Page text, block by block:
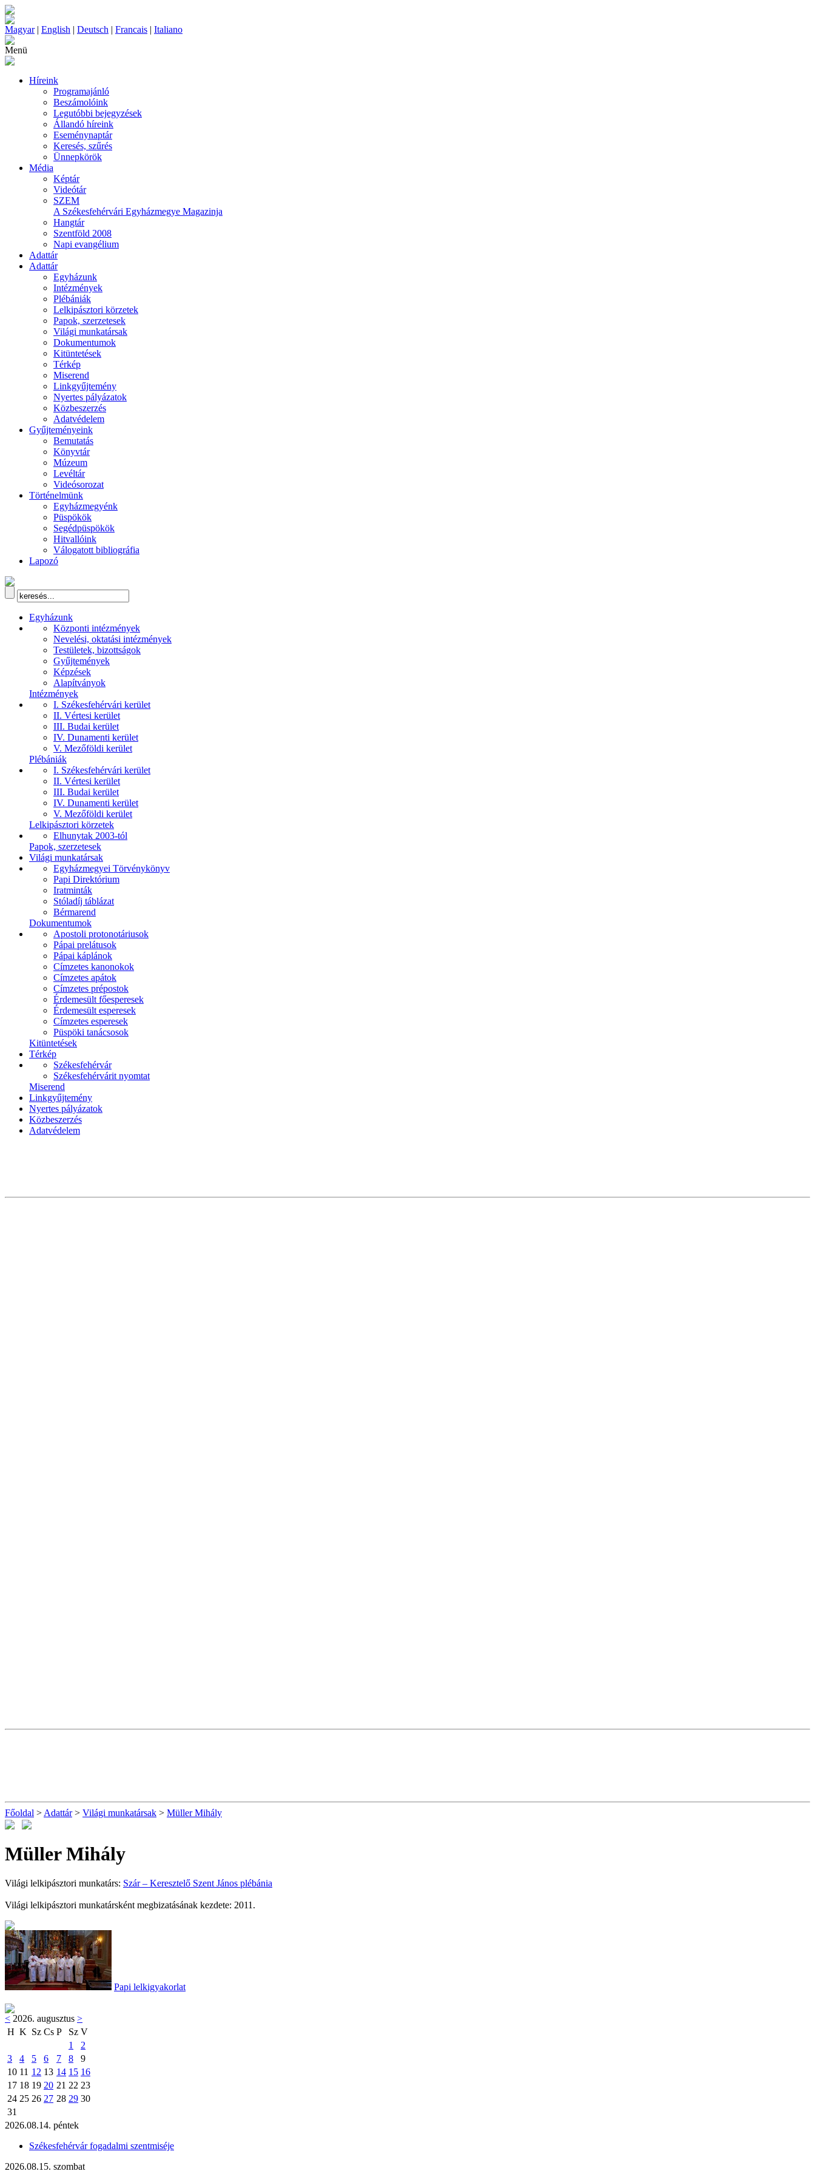
Magyar| English | Deutsch | Francais | Italiano
Menü
Híreink
Programajánló
Beszámolóink
Legutóbbi bejegyzések
Állandó híreink
Eseménynaptár
Keresés, szűrés
Ünnepkörök
Média
Képtár
Videótár
SZEM
A Székesfehérvári Egyházmegye Magazinja
Hangtár
Szentföld 2008
Napi evangélium
Adattár
Adattár
Egyházunk
Intézmények
Plébániák
Lelkipásztori körzetek
Papok, szerzetesek
Világi munkatársak
Dokumentumok
Kitüntetések
Térkép
Miserend
Linkgyűjtemény
Nyertes pályázatok
Közbeszerzés
Adatvédelem
Gyűjteményeink
Bemutatás
Könyvtár
Múzeum
Levéltár
Videósorozat
Történelmünk
Egyházmegyénk
Püspökök
Segédpüspökök
Hitvallóink
Válogatott bibliográfia
Lapozó
Egyházunk
Központi intézmények
Nevelési, oktatási intézmények
Testületek, bizottságok
Gyűjtemények
Képzések
Alapítványok
Intézmények
I. Székesfehérvári kerület
II. Vértesi kerület
III. Budai kerület
IV. Dunamenti kerület
V. Mezőföldi kerület
Plébániák
I. Székesfehérvári kerület
II. Vértesi kerület
III. Budai kerület
IV. Dunamenti kerület
V. Mezőföldi kerület
Lelkipásztori körzetek
Elhunytak 2003-tól
Papok, szerzetesek
Világi munkatársak
Egyházmegyei Törvénykönyv
Papi Direktórium
Iratminták
Stóladíj táblázat
Bérmarend
Dokumentumok
Apostoli protonotáriusok
Pápai prelátusok
Pápai káplánok
Címzetes kanonokok
Címzetes apátok
Címzetes prépostok
Érdemesült főesperesek
Érdemesült esperesek
Címzetes esperesek
Püspöki tanácsosok
Kitüntetések
Térkép
Székesfehérvár
Székesfehérvárit nyomtat
Miserend
Linkgyűjtemény
Nyertes pályázatok
Közbeszerzés
Adatvédelem
Főoldal > Adattár> Világi munkatársak > Müller Mihály
Müller Mihály
Világi lelkipásztori munkatárs: Szár – Keresztelő Szent János plébánia
Világi lelkipásztori munkatársként megbizatásának kezdete: 2011.
Papi lelkigyakorlat
< 2026. augusztus >
H K Sz Cs P Sz V
1
2
3
4 5 6 7 8
9
10 11 12 13 14 15 16
17 18 19 20 21 22 23
24 25 26 27 28 29 30
31
2026.08.14. péntek
Székesfehérvár fogadalmi szentmiséje
2026.08.15. szombat